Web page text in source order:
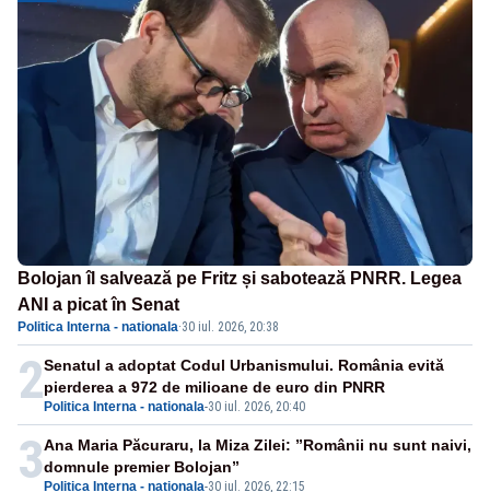
Bolojan îl salvează pe Fritz și sabotează PNRR. Legea
ANI a picat în Senat
Politica Interna - nationala·30 iul. 2026, 20:38
2 Politica Interna - nationala-30 iul. 2026, 20:40
Senatul a adoptat Codul Urbanismului. România evită
pierderea a 972 de milioane de euro din PNRR
3 Politica Interna - nationala-30 iul. 2026, 22:15
Ana Maria Păcuraru, la Miza Zilei: ”Românii nu sunt naivi,
domnule premier Bolojan”